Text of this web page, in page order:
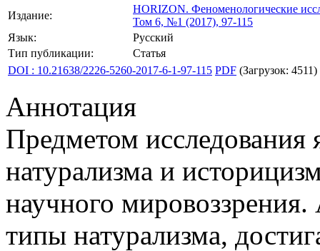
Издание:
HORIZON. Феноменологические
Том 6, №1 (2017), 97-115
Язык:
Русский
Тип публикации:
Статья
DOI : 10.21638/2226-5260-2017-6-1-97-115 PDF (Загрузок: 4511)
Аннотация
Предметом исследования
натурализма и
научного
типы натурализма,